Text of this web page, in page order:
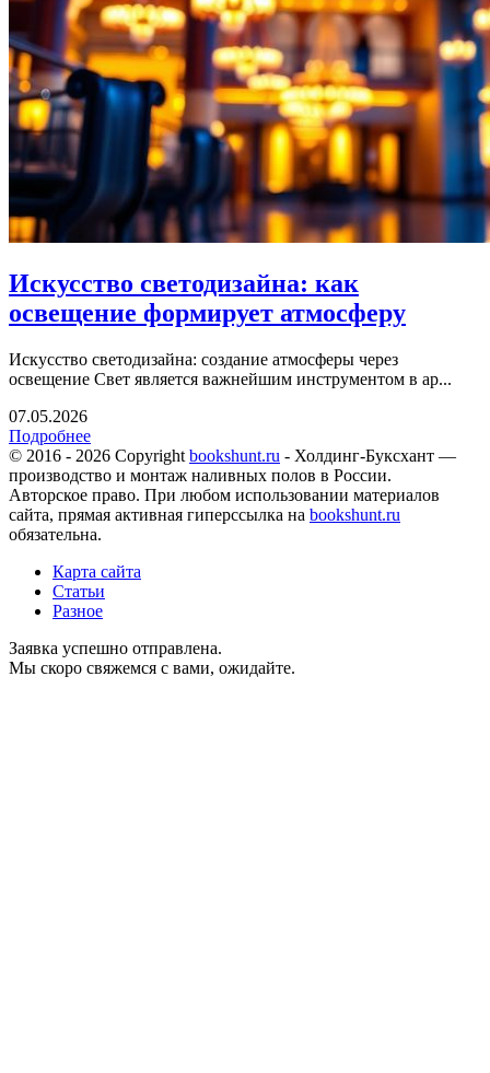
Искусство светодизайна: как
освещение формирует атмосферу
Искусство светодизайна: создание атмосферы через
освещение Свет является важнейшим инструментом в ар...
07.05.2026
Подробнее
© 2016 - 2026 Copyright bookshunt.ru - Холдинг-Буксхант —
производство и монтаж наливных полов в России.
Авторское право. При любом использовании материалов
сайта, прямая активная гиперссылка на bookshunt.ru
обязательна.
Карта сайта
Статьи
Разное
Заявка успешно отправлена.
Мы скоро свяжемся с вами, ожидайте.